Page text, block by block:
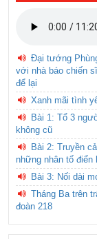
Đại tướng
với nhà báo chiến
để lại
Xanh mãi tình
Bài 1: Tổ 3
không cũ
Bài 2: Truyền
những nhân tố điển
Bài 3: Nối dài
Tháng Ba trên
đoàn 218